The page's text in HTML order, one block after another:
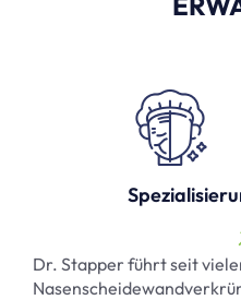
Dr. Stapper führt seit